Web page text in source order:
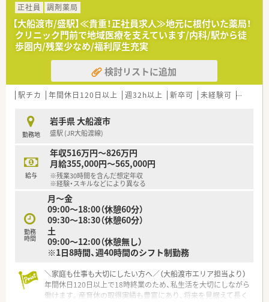
正社員 調剤薬局
【大船渡市/盛駅】≪貴重！正社員求人≫地元に根付いた薬局！
クリニック門前で地域医療を支えています/内科/駅から徒
歩圏内/残業少なめ/福利厚生充実
検討リストに追加
駅チカ 年間休日120日以上 週32h以上 新卒可 未経験可 車通勤
勤務地
岩手県 大船渡市
盛駅 (JR大船渡線)
給与
年収516万円～826万円
月給355,000円～565,000円
※残業30時間を含んだ想定年収
※経験・スキルなどにより異なる
勤務
時間
月～金
09:00～18:00（休憩60分）
09:30～18:30（休憩60分）
土
09:00～12:00（休憩無し）
※1日8時間、週40時間のシフト制勤務
＼家庭も仕事も大切にしたい方へ／（大船渡市エリア担当より）
年間休日120日以上で18時終業のため、私生活を大切にしながら
働けます。産育休の取得実績も豊富にあり、将来を見据えて長く